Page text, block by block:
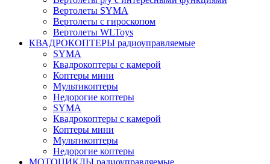
Вертолеты SYMA
Вертолеты с гироскопом
Вертолеты WLToys
КВАДРОКОПТЕРЫ радиоуправляемые
SYMA
Квадрокоптеры с камерой
Коптеры мини
Мультикоптеры
Недорогие коптеры
SYMA
Квадрокоптеры с камерой
Коптеры мини
Мультикоптеры
Недорогие коптеры
МОТОЦИКЛЫ радиоуправляемые